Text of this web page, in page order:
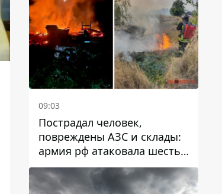
09:03
Пострадал человек,
повреждены АЗС и склады:
армия рф атаковала шесть
районов Днепропетровской
области